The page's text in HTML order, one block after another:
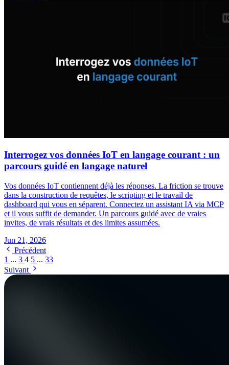
Interrogez vos données IoT en langage courant : un
parcours guidé en langage naturel
Vos données IoT contiennent déjà les réponses. La friction se trouve
dans la construction de requêtes, le scripting et le travail de
dashboard qui vous en séparent. Connectez un assistant IA via MCP
et il vous suffit de demander. Un parcours guidé avec de vraies
invites, de vrais résultats et des limites assumées.
Jun 21, 2026
Précédent
1 ... 3 4 5 ... 33
Suivant